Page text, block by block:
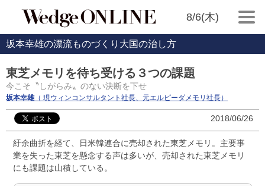
8/6(木)
坂本幸雄の漂流ものづくり大国の治し方
東芝メモリを待ち受ける３つの課題
今こそ〝しがらみ〟のない決断を下せ
坂本幸雄（ 現ウィンコンサルタント社長、元エルピーダメモリ社長）
2018/06/26
紆余曲折を経て、日米韓連合に売却された東芝メモリ。主要事
業を失った東芝を懸念する声は多いが、売却された東芝メモリ
にも課題は山積している。